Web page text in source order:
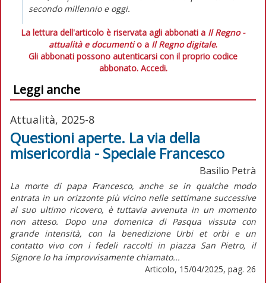
secondo millennio e oggi.
La lettura dell'articolo è riservata agli abbonati a Il Regno -
attualità e documentio a Il Regno digitale.
Gli abbonati possono autenticarsi con il proprio codice
abbonato. Accedi.
Leggi anche
Attualità, 2025-8
Questioni aperte. La via della
misericordia - Speciale Francesco
Basilio Petrà
La morte di papa Francesco, anche se in qualche modo
entrata in un orizzonte più vicino nelle settimane successive
al suo ultimo ricovero, è tuttavia avvenuta in un momento
non atteso. Dopo una domenica di Pasqua vissuta con
grande intensità, con la benedizione Urbi et orbi e un
contatto vivo con i fedeli raccolti in piazza San Pietro, il
Signore lo ha improvvisamente chiamato...
Articolo, 15/04/2025, pag. 26